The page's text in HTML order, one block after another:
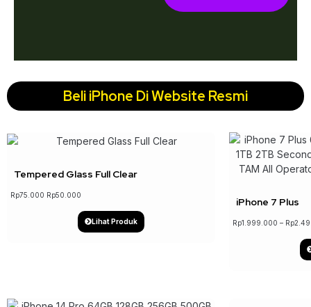
Beli iPhone Di Website Resmi
Tempered Glass Full Clear
Rp75.000 Rp50.000
Lihat Produk
iPhone 7 Plus
Rp1.999.000 – Rp